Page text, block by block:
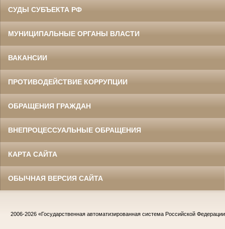
СУДЫ СУБЪЕКТА РФ
МУНИЦИПАЛЬНЫЕ ОРГАНЫ ВЛАСТИ
ВАКАНСИИ
ПРОТИВОДЕЙСТВИЕ КОРРУПЦИИ
ОБРАЩЕНИЯ ГРАЖДАН
ВНЕПРОЦЕССУАЛЬНЫЕ ОБРАЩЕНИЯ
КАРТА САЙТА
ОБЫЧНАЯ ВЕРСИЯ САЙТА
2006-2026 «Государственная автоматизированная система Российской